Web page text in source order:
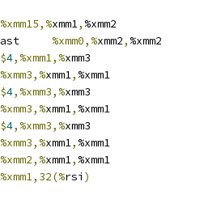
%xmm15,%xmm1, %xmm2
%xmm0,%xmm2, %xmm2
$4,%xmm1,%xmm3
%xmm3,%xmm1, %xmm1
$4,%xmm3,%xmm3
%xmm3,%xmm1, %xmm1
$4,%xmm3,%xmm3
%xmm3,%xmm1, %xmm1
%xmm2,%xmm1, %xmm1
%xmm1,32(%rsi )